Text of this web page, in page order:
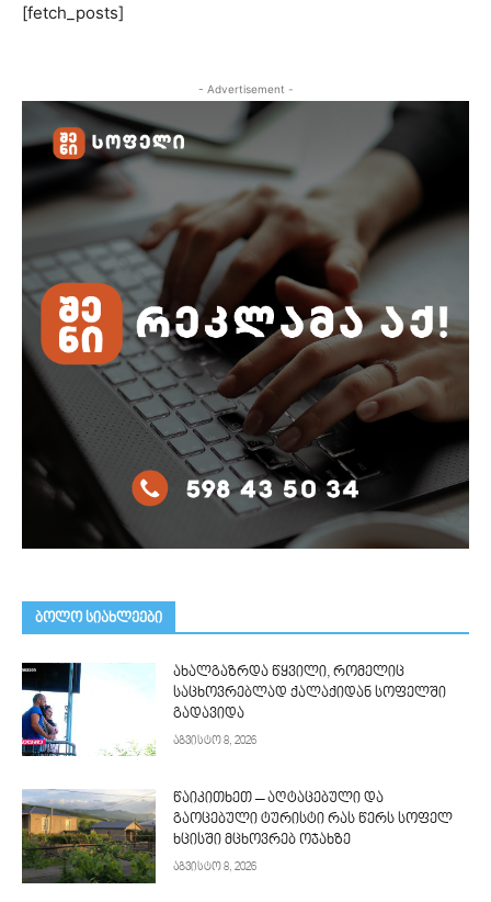
[fetch_posts]
- Advertisement -
ᲑᲝᲚᲝ ᲡᲘᲐᲮᲚᲔᲔᲑᲘ
ახალგაზრდა წყვილი, რომელიც
საცხოვრებლად ქალაქიდან სოფელში
გადავიდა
აგვისტო 8, 2026
წაიკითხეთ – აღტაცებული და
გაოცებული ტურისტი რას წერს სოფელ
ხცისში მცხოვრებ ოჯახზე
აგვისტო 8, 2026